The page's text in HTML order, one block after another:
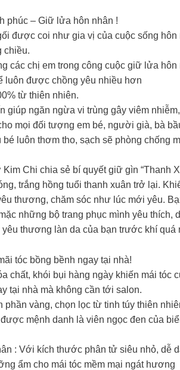
phúc – Giữ lửa hôn nhân !
được coi như gia vị của cuộc sống
chiều.
các chị em trong công cuộc giữ lửa
luôn được chồng yêu nhiều hơn
từ thiên nhiên.
giúp ngăn ngừa vi trùng gây viêm
mọi đối tượng em bé, người già, bà
bé luôn thơm tho, sạch sẽ phòng chống
Chi chia sẻ bí quyết giữ gìn “Thanh
trắng hồng tuổi thanh xuân trở lại.
thương, chăm sóc như lúc mới yêu.
những bộ trang phục mình yêu
yêu thương làn da của bạn trước khí quá
tóc bồng bềnh ngay tại nhà!
chất, khói bụi hàng ngày khiến mái
tại nhà mà không cần tới salon.
phần vàng, chọn lọc từ tinh túy thiên
mệnh danh là viên ngọc đen của
: Với kích thước phân tử siêu nhỏ, dễ
ẩm cho mái tóc mềm mại ngát hương